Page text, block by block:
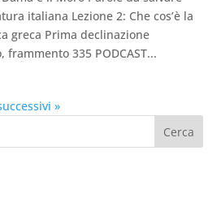
italiana Lezione 2: Che cos’è la
greca Prima declinazione
frammento 335 PODCAST...
»
Cerca